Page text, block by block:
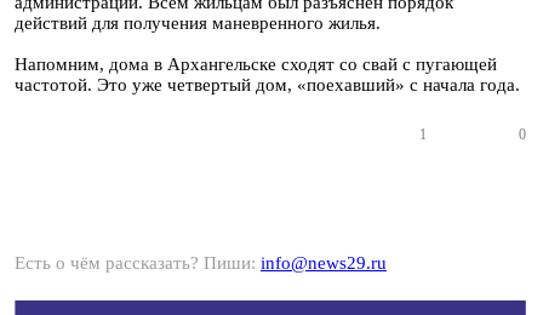
действий для получения маневренного жилья.
Напомним, дома в Архангельске сходят со свай с пугающей
частотой. Это уже четвертый дом, «поехавший» с начала года.
1 0
Есть о чём рассказать? Пиши: info@news29.ru